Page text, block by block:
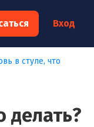
Вход
в стуле, что
делать?
×
к